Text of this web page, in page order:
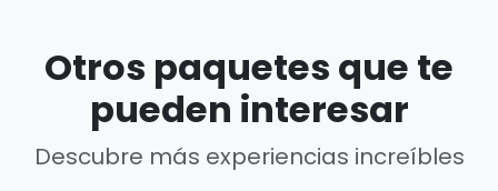
Otros paquetes que te
pueden interesar
Descubre más experiencias increíbles